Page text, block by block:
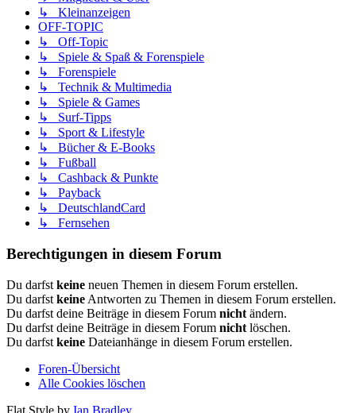
↳ Kleinanzeigen
OFF-TOPIC
↳ Off-Topic
↳ Spiele & Spaß & Forenspiele
↳ Forenspiele
↳ Technik & Multimedia
↳ Spiele & Games
↳ Surf-Tipps
↳ Sport & Lifestyle
↳ Bücher & E-Books
↳ Fußball
↳ Cashback & Punkte
↳ Payback
↳ DeutschlandCard
↳ Fernsehen
Berechtigungen in diesem Forum
Du darfst keine neuen Themen in diesem Forum erstellen.
Du darfst keine Antworten zu Themen in diesem Forum erstellen.
Du darfst deine Beiträge in diesem Forum nicht ändern.
Du darfst deine Beiträge in diesem Forum nicht löschen.
Du darfst keine Dateianhänge in diesem Forum erstellen.
Foren-Übersicht
Alle Cookies löschen
Flat Style by Ian Bradley